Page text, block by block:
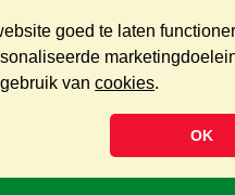
goed te laten
vancookies.
OK